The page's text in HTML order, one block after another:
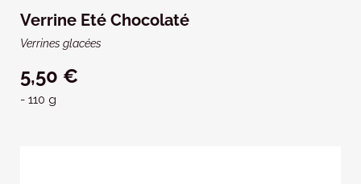
Verrine Eté Chocolaté
Verrines glacées
5,50 €
- 110 g